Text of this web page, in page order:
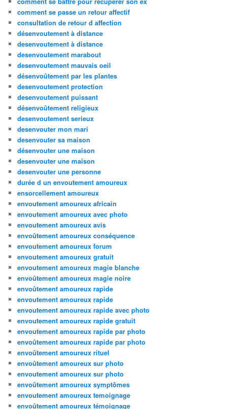
comment se passe un retour affectif
consultation de retour d affection
désenvoutement à distance
desenvoutement à distance
desenvoutement marabout
desenvoutement mauvais oeil
désenvoûtement par les plantes
desenvoutement protection
desenvoutement puissant
désenvoûtement religieux
desenvoutement serieux
desenvouter mon mari
desenvouter sa maison
désenvouter une maison
desenvouter une maison
desenvouter une personne
durée d un envoutement amoureux
ensorcellement amoureux
envoutement amoureux africain
envoutement amoureux avec photo
envoutement amoureux avis
envoûtement amoureux conséquence
envoutement amoureux forum
envoutement amoureux gratuit
envoutement amoureux magie blanche
envoûtement amoureux magie noire
envoûtement amoureux rapide
envoutement amoureux rapide
envoutement amoureux rapide avec photo
envoutement amoureux rapide gratuit
envoutement amoureux rapide par photo
envoûtement amoureux rapide par photo
envoûtement amoureux rituel
envoûtement amoureux sur photo
envoutement amoureux sur photo
envoûtement amoureux symptômes
envoutement amoureux temoignage
envoûtement amoureux témoignage